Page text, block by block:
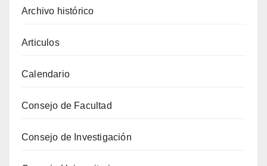
Archivo histórico
Articulos
Calendario
Consejo de Facultad
Consejo de Investigación